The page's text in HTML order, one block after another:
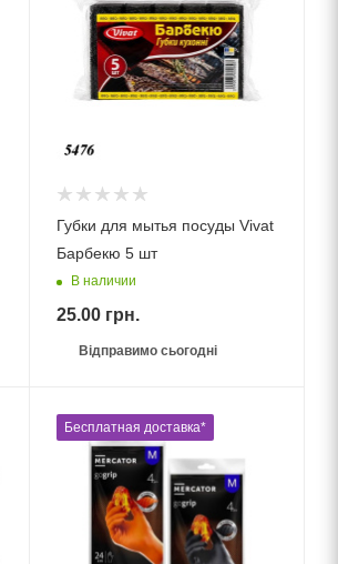
Губки для мытья посуды Vivat
Барбекю 5 шт
В наличии
25.00грн.
Відправимо сьогодні
Бесплатная доставка*